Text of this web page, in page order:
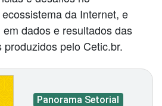
da Internet, e
dados e resultados das
pelo Cetic.br.
Panorama Setorial